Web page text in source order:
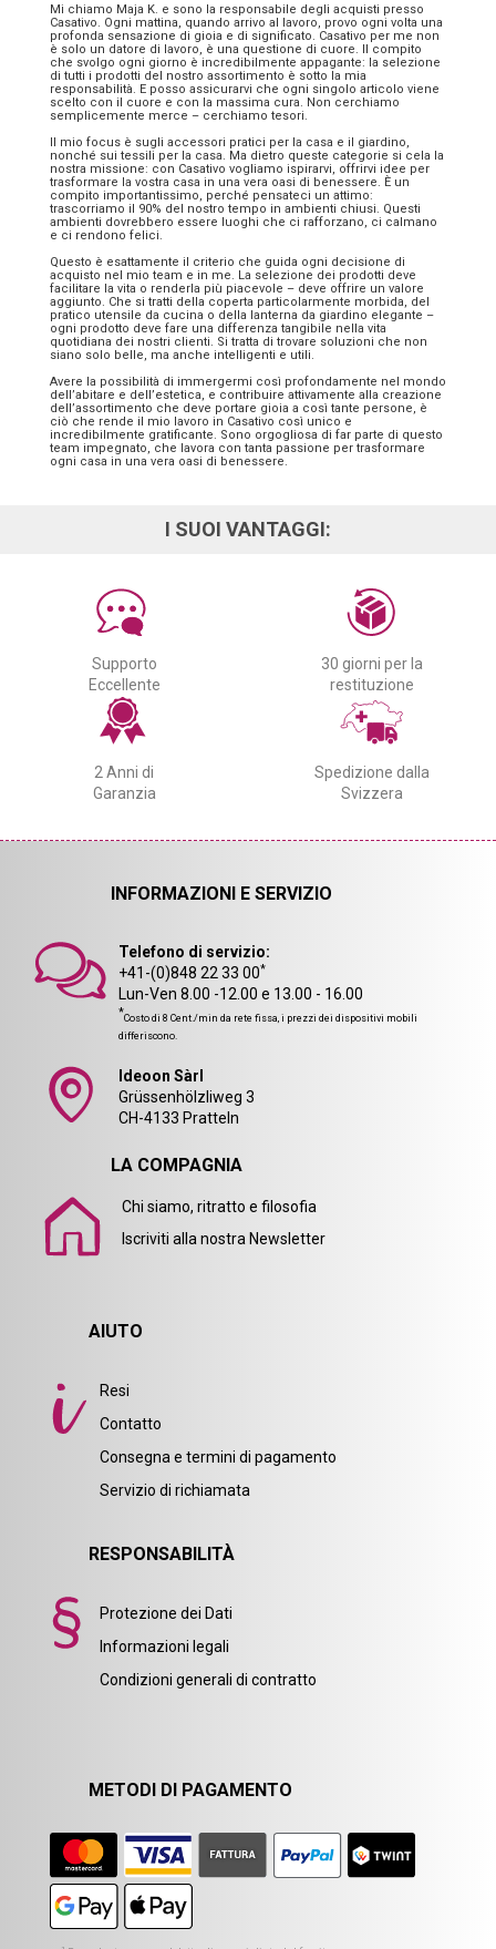
Mi chiamo Maja K. e sono la responsabile degli acquisti presso
Casativo. Ogni mattina, quando arrivo al lavoro, provo ogni volta una
profonda sensazione di gioia e di significato. Casativo per me non
è solo un datore di lavoro, è una questione di cuore. Il compito
che svolgo ogni giorno è incredibilmente appagante: la selezione
di tutti i prodotti del nostro assortimento è sotto la mia
responsabilità. E posso assicurarvi che ogni singolo articolo viene
scelto con il cuore e con la massima cura. Non cerchiamo
semplicemente merce – cerchiamo tesori.
Il mio focus è sugli accessori pratici per la casa e il giardino,
nonché sui tessili per la casa. Ma dietro queste categorie si cela la
nostra missione: con Casativo vogliamo ispirarvi, offrirvi idee per
trasformare la vostra casa in una vera oasi di benessere. È un
compito importantissimo, perché pensateci un attimo:
trascorriamo il 90% del nostro tempo in ambienti chiusi. Questi
ambienti dovrebbero essere luoghi che ci rafforzano, ci calmano
e ci rendono felici.
Questo è esattamente il criterio che guida ogni decisione di
acquisto nel mio team e in me. La selezione dei prodotti deve
facilitare la vita o renderla più piacevole – deve offrire un valore
aggiunto. Che si tratti della coperta particolarmente morbida, del
pratico utensile da cucina o della lanterna da giardino elegante –
ogni prodotto deve fare una differenza tangibile nella vita
quotidiana dei nostri clienti. Si tratta di trovare soluzioni che non
siano solo belle, ma anche intelligenti e utili.
Avere la possibilità di immergermi così profondamente nel mondo
dell’abitare e dell’estetica, e contribuire attivamente alla creazione
dell’assortimento che deve portare gioia a così tante persone, è
ciò che rende il mio lavoro in Casativo così unico e
incredibilmente gratificante. Sono orgogliosa di far parte di questo
team impegnato, che lavora con tanta passione per trasformare
ogni casa in una vera oasi di benessere.
I SUOI VANTAGGI:
Supporto
Eccellente
30 giorni per la
restituzione
2 Anni di
Garanzia
Spedizione dalla
Svizzera
INFORMAZIONI E SERVIZIO
Telefono di servizio:
+41-(0)848 22 33 00*
Lun-Ven 8.00 -12.00 e 13.00 - 16.00
*Costo di 8 Cent./min da rete fissa, i prezzi dei dispositivi mobili
differiscono.
Ideoon Sàrl
Grüssenhölzliweg 3
CH-4133 Pratteln
LA COMPAGNIA
Chi siamo, ritratto e filosofia
Iscriviti alla nostra Newsletter
AIUTO
Resi
Contatto
Consegna e termini di pagamento
Servizio di richiamata
RESPONSABILITÀ
Protezione dei Dati
Informazioni legali
Condizioni generali di contratto
METODI DI PAGAMENTO